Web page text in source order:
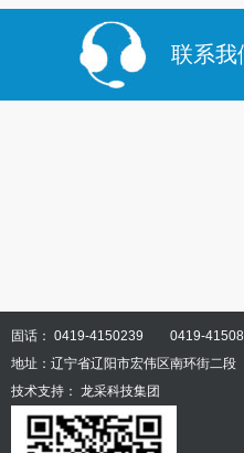
联系我
固话： 0419-4150239 0419-
地址：辽宁省辽阳市宏伟区南环街二段
技术支持： 龙采科技集团